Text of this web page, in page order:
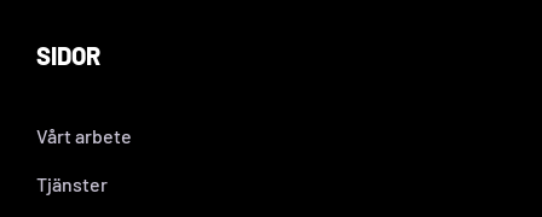
SIDOR
Vårt arbete
Tjänster